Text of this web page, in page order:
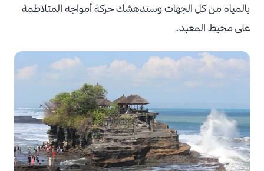
بالمياه من كل الجهات وستدهشك حركة أمواجه المتلاطمة
على محيط المعبد.